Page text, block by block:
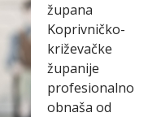
župana
Koprivničko-
križevačke
županije
profesionalno
obnaša od